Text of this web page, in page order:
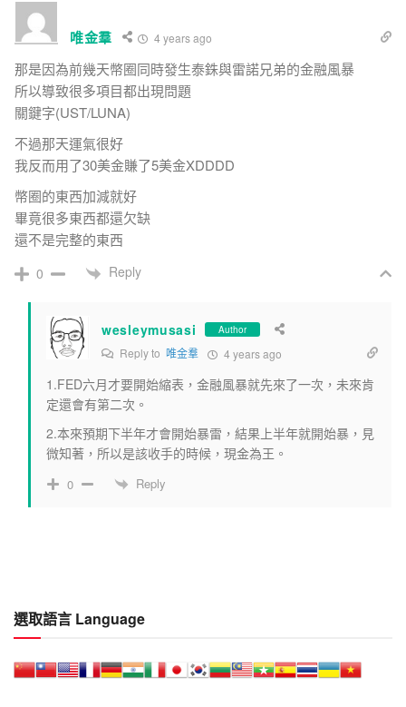
唯金羣 4 years ago
那是因為前幾天幣圈同時發生泰銖與雷諾兄弟的金融風暴
所以導致很多項目都出現問題
關鍵字(UST/LUNA)
不過那天運氣很好
我反而用了30美金賺了5美金XDDDD
幣圈的東西加減就好
畢竟很多東西都還欠缺
還不是完整的東西
0 Reply
wesleymusasi Author
Reply to 唯金羣 4 years ago
1.FED六月才要開始縮表，金融風暴就先來了一次，未來肯
定還會有第二次。
2.本來預期下半年才會開始暴雷，結果上半年就開始暴，見
微知著，所以是該收手的時候，現金為王。
0 Reply
選取語言 Language